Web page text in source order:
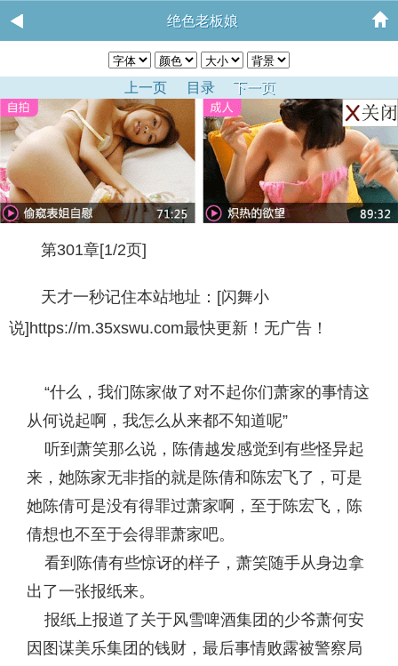
绝色老板娘
上一页 目录 下一页
第301章[1/2页]
天才一秒记住本站地址：[闪舞小
说]https://m.35xswu.com最快更新！无广告！
“什么，我们陈家做了对不起你们萧家的事情这
从何说起啊，我怎么从来都不知道呢”
听到萧笑那么说，陈倩越发感觉到有些怪异起
来，她陈家无非指的就是陈倩和陈宏飞了，可是
她陈倩可是没有得罪过萧家啊，至于陈宏飞，陈
倩想也不至于会得罪萧家吧。
看到陈倩有些惊讶的样子，萧笑随手从身边拿
出了一张报纸来。
报纸上报道了关于风雪啤酒集团的少爷萧何安
因图谋美乐集团的钱财，最后事情败露被警察局